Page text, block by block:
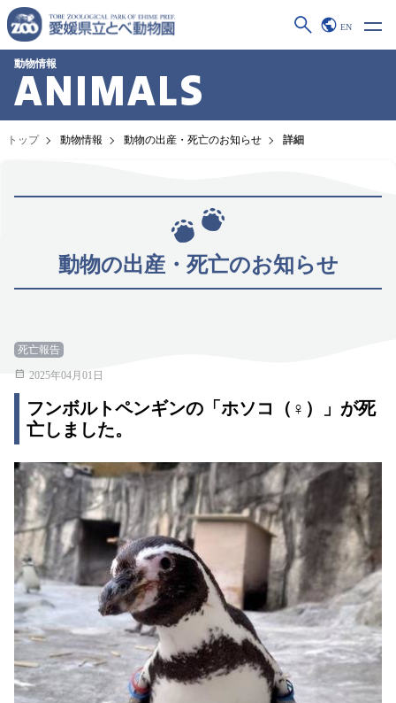
EN
動物情報
ANIMALS
トップ 動物情報 動物の出産・死亡のお知らせ 詳細
動物の出産・死亡のお知らせ
死亡報告
2025年04月01日
フンボルトペンギンの「ホソコ（♀）」が死
亡しました。